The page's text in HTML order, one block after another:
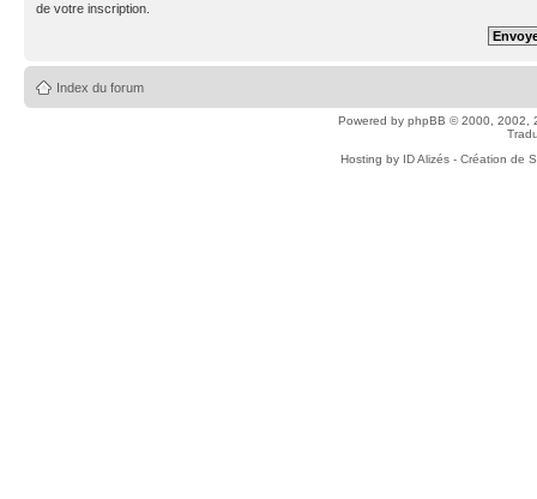
de votre inscription.
Index du forum
Powered by phpBB © 2000, 2002,
Hosting by ID Alizés - Création de